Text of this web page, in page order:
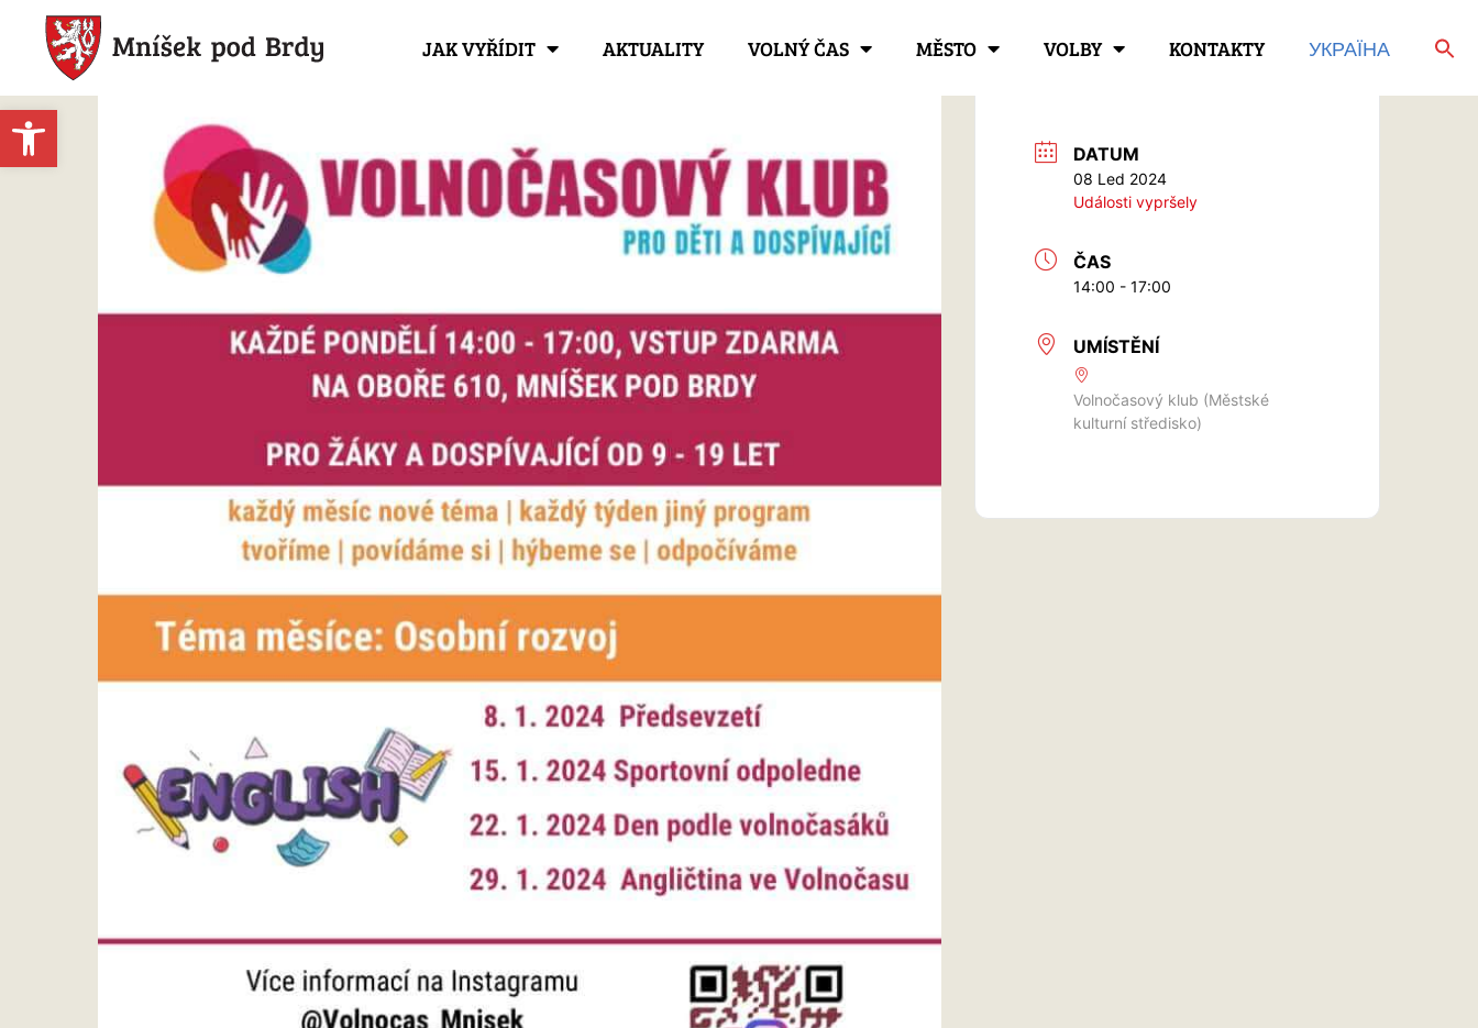
Open toolbar
JAK VYŘÍDIT AKTUALITY VOLNÝ ČAS MĚSTO VOLBY KONTAKTY УКРАЇНА
DATUM
08 Led 2024
Události vypršely
ČAS
14:00 - 17:00
UMÍSTĚNÍ
Volnočasový klub (Městské
kulturní středisko)